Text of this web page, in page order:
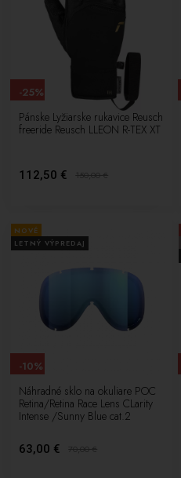
Pánske Lyžiarske rukavice Reusch
freeride Reusch LLEON R-TEX XT
112,50 € 150,00€
-25%
NOVÉ
LETNÝ VÝPREDAJ
Náhradné sklo na okuliare POC
Retina/Retina Race Lens CLarity
Intense /Sunny Blue cat.2
63,00 € 70,00€
-10%